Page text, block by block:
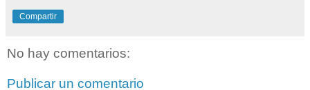
Compartir
No hay comentarios:
Publicar un comentario